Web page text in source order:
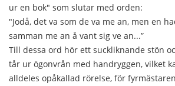
ur en bok" som slutar med orden:
"Jodå, det va som de va me an, men en
samman me an å vant sig ve an...”
Till dessa ord hör ett suckliknande stön
tår ur ögonvrån med handryggen, vilket
alldeles opåkallad rörelse, för